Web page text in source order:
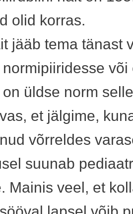
olid korras.
jääb tema tänast
või
üldse norm
et jälgime,
võrreldes
suunab
Mainis veel, et